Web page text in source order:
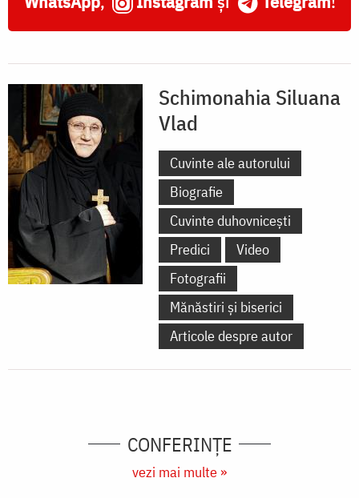
Schimonahia Siluana
Vlad
Cuvinte ale autorului
Biografie
Cuvinte duhovnicești
Predici
Video
Fotografii
Mănăstiri și biserici
Articole despre autor
CONFERINȚE
vezi mai multe »